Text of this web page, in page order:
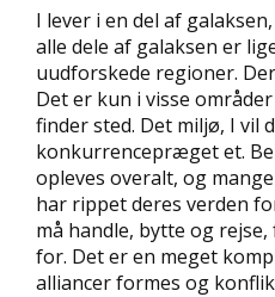
I lever i en del af
alle dele af galaksen er
uudforskede regioner.
Det er kun i visse
finder sted. Det miljø, I vil
konkurrencepræget et.
opleves overalt, og
har rippet deres verden
må handle, bytte og
for. Det er en meget
alliancer formes og